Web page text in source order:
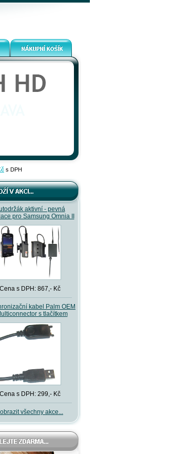
s DPH
aktivní - pevná
pro Samsung Omnia II
Cena s DPH: 867,- Kč
kabel Palm OEM
s tlačítkem
Cena s DPH: 299,- Kč
všechny akce...